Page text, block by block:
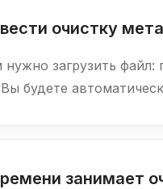
очистку
загрузить файл:
будете
занимает